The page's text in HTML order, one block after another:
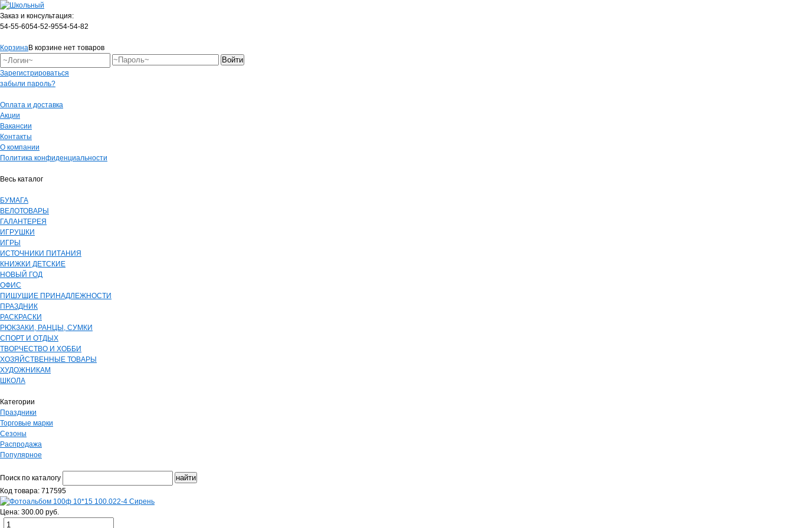
Заказ и консультация:
54-55-6054-52-9554-54-82
КорзинаВ корзине нет товаров
Зарегистрироваться
забыли пароль?
Оплата и доставка
Акции
Вакансии
Контакты
О компании
Политика конфиденциальности
Весь каталог
БУМАГА
ВЕЛОТОВАРЫ
ГАЛАНТЕРЕЯ
ИГРУШКИ
ИГРЫ
ИСТОЧНИКИ ПИТАНИЯ
КНИЖКИ ДЕТСКИЕ
НОВЫЙ ГОД
ОФИС
ПИШУЩИЕ ПРИНАДЛЕЖНОСТИ
ПРАЗДНИК
РАСКРАСКИ
РЮКЗАКИ, РАНЦЫ, СУМКИ
СПОРТ И ОТДЫХ
ТВОРЧЕСТВО И ХОББИ
ХОЗЯЙСТВЕННЫЕ ТОВАРЫ
ХУДОЖНИКАМ
ШКОЛА
Категории
Праздники
Торговые марки
Сезоны
Распродажа
Популярное
Поиск по каталогу
Код товара: 717595
Цена: 300.00 руб.